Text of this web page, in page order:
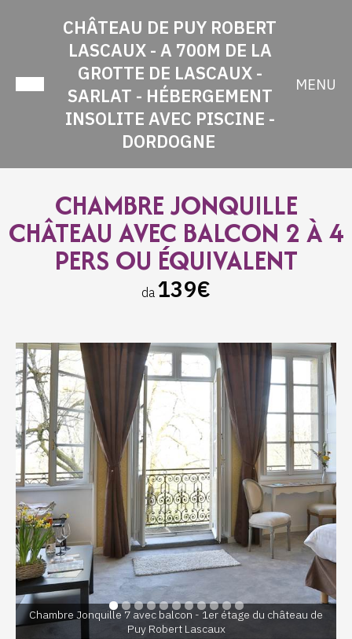
CHÂTEAU DE PUY ROBERT
LASCAUX - A 700M DE LA
GROTTE DE LASCAUX -
SARLAT - HÉBERGEMENT
INSOLITE AVEC PISCINE -
DORDOGNE
MENU
CHAMBRE JONQUILLE
CHÂTEAU AVEC BALCON 2 À 4
PERS OU ÉQUIVALENT
da 139€
Chambre Jonquille 7 avec balcon - 1er étage du château de
Puy Robert Lascaux